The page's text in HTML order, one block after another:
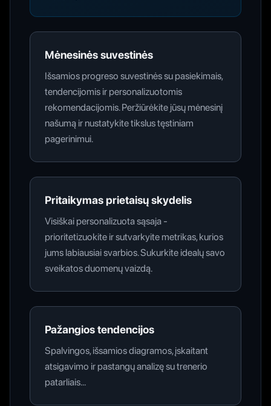
Mėnesinės suvestinės
Išsamios progreso suvestinės su pasiekimais,
tendencijomis ir personalizuotomis
rekomendacijomis. Peržiūrėkite jūsų mėnesinį
našumą ir nustatykite tikslus tęstiniam
pagerinimui.
Pritaikymas prietaisų skydelis
Visiškai personalizuota sąsaja -
prioritetizuokite ir sutvarkyite metrikas, kurios
jums labiausiai svarbios. Sukurkite idealų savo
sveikatos duomenų vaizdą.
Pažangios tendencijos
Spalvingos, išsamios diagramos, įskaitant
atsigavimo ir pastangų analizę su trenerio
patarliais...